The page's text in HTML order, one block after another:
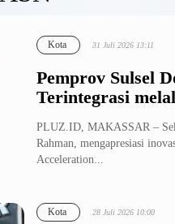
Pemprov Sulsel
Terintegrasi
Kota 31 Juli 2026 13:11
PLUZ.ID, MAKASSAR –
Rahman, mengapresiasi
Acceleration...
Kota 28 Juli 2026 10:00